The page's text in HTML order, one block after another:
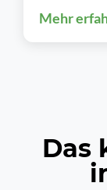
mehr
Mehr
Das